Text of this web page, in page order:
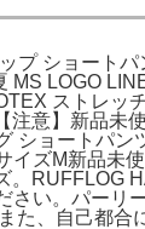
プ ショート
MS LOGO
ストレッ
注意】新品未
ショートパ
イズМ新品未
。RUFFLOG
さい。パー
、自己都合